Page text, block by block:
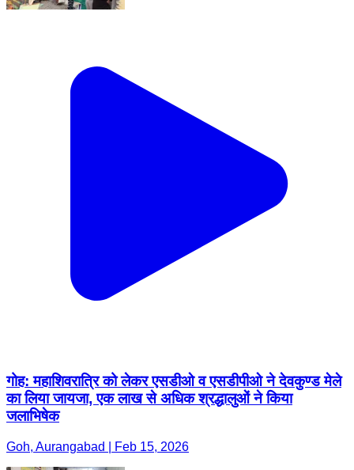
गोह: महाशिवरात्रि को लेकर एसडीओ व एसडीपीओ ने देवकुण्ड मेले
का लिया जायजा, एक लाख से अधिक श्रद्धालुओं ने किया
जलाभिषेक
Goh, Aurangabad | Feb 15, 2026